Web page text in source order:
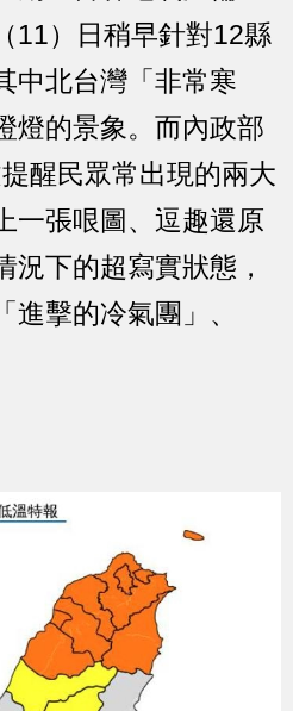
11）日稍早針對12縣
中北台灣「非常寒
燈的景象。而內政部
醒民眾常出現的兩大
一張哏圖、逗趣還原
況下的超寫實狀態，
擊的冷氣團」、